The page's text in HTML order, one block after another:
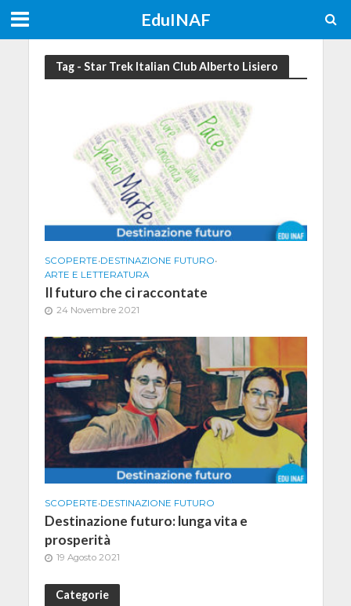
EduINAF
Tag - Star Trek Italian Club Alberto Lisiero
SCOPERTE•DESTINAZIONE FUTURO•
ARTE E LETTERATURA
Il futuro che ci raccontate
24 Novembre 2021
SCOPERTE•DESTINAZIONE FUTURO
Destinazione futuro: lunga vita e
prosperità
19 Agosto 2021
Categorie